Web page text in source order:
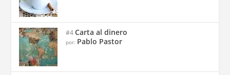
#4Carta al dinero
por: Pablo Pastor